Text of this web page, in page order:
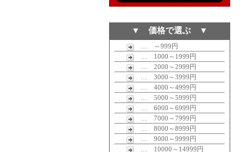
▼ 価格で選ぶ ▼
… ～999円
… 1000～1999円
… 2000～2999円
… 3000～3999円
… 4000～4999円
… 5000～5999円
… 6000～6999円
… 7000～7999円
… 8000～8999円
… 9000～9999円
… 10000～14999円